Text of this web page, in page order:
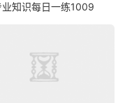
业知识每日一练1009